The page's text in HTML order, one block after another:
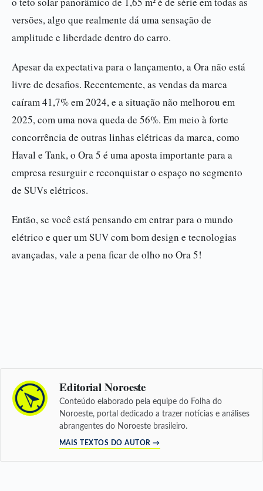
versões, algo que realmente dá uma sensação de
amplitude e liberdade dentro do carro.
Apesar da expectativa para o lançamento, a Ora não está
livre de desafios. Recentemente, as vendas da marca
caíram 41,7% em 2024, e a situação não melhorou em
2025, com uma nova queda de 56%. Em meio à forte
concorrência de outras linhas elétricas da marca, como
Haval e Tank, o Ora 5 é uma aposta importante para a
empresa resurguir e reconquistar o espaço no segmento
de SUVs elétricos.
Então, se você está pensando em entrar para o mundo
elétrico e quer um SUV com bom design e tecnologias
avançadas, vale a pena ficar de olho no Ora 5!
Editorial Noroeste
Conteúdo elaborado pela equipe do Folha do
Noroeste, portal dedicado a trazer notícias e análises
abrangentes do Noroeste brasileiro.
MAIS TEXTOS DO AUTOR →